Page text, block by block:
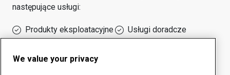
następujące usługi:
Produkty eksploatacyjne
Usługi doradcze
sprawności urządzeń
We value your privacy